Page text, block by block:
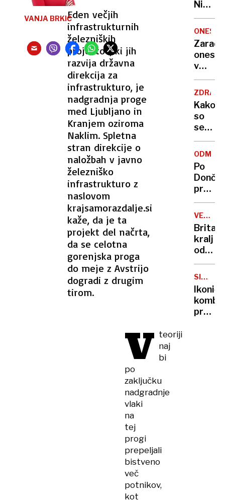
Eden večjih
infrastrukturnih
železniških
projektov, ki jih
razvija državna
direkcija za
infrastrukturo, je
nadgradnja proge
med Ljubljano in
Kranjem oziroma
Naklim. Spletna
stran direkcije o
naložbah v javno
železniško
infrastrukturo z
naslovom
krajsamorazdalje.si
kaže, da je ta
projekt del načrta,
da se celotna
gorenjska proga
do meje z Avstrijo
dogradi z drugim
tirom.
VANJA BRKIĆ
V teoriji
naj
bi
po
zaključku
nadgradnje
vlaki
na
tej
progi
prepeljali
bistveno
več
potnikov,
kot
Nikoli
nisem
da je
to v
moji
sploh
Zaradi
v
delu
voda
Kako
so
se
cilji
vlade
Po
Karma
je
psica,
Nico
pa
njen
sin
VELIKA
kralj
zaradi
raka
SIMBOL
kombi